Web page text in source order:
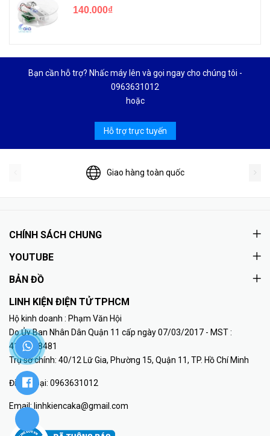
140.000₫
Bạn cần hỗ trợ? Nhấc máy lên và gọi ngay cho chúng tôi -
0963631012
hoặc
Hỗ trợ trực tuyến
Giao hàng toàn quốc
CHÍNH SÁCH CHUNG
YOUTUBE
BẢN ĐỒ
LINH KIỆN ĐIỆN TỬ TPHCM
Hộ kinh doanh : Phạm Văn Hội
Do Ủy Ban Nhân Dân Quận 11 cấp ngày 07/03/2017 - MST :
41K8018481
Trụ sở chính: 40/12 Lữ Gia, Phường 15, Quận 11, TP. Hồ Chí Minh
Điện thoại: 0963631012
Email:linhkiencaka@gmail.com